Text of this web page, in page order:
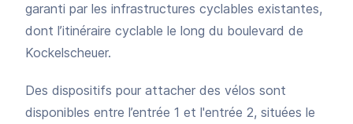
garanti par les infrastructures cyclables existantes,
dont l’itinéraire cyclable le long du boulevard de
Kockelscheuer.
Des dispositifs pour attacher des vélos sont
disponibles entre l’entrée 1 et l'entrée 2, situées le